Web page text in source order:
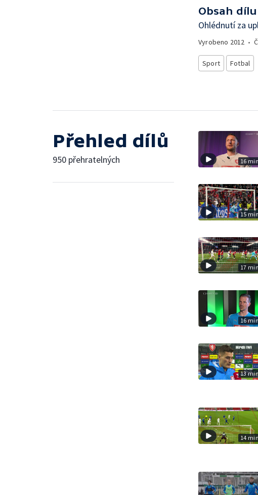
Obsah dílu
Ohlédnutí za
Vyrobeno 2012 •
Sport Fotbal
Přehled dílů
950 přehratelných 16 min
15 min
17 min
16
13
14 min